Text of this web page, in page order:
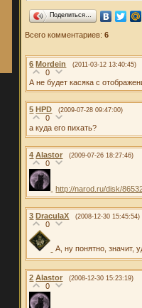
Поделиться…
Всего комментариев:6
6 Mordein (2011-03-12 13:40:45)
0
А не будет касяка с
5 HPD (2009-07-28 09:47:00)
0
а куда его пихать?
4 Alastor (2009-07-26 18:27:46)
0
http://narod.ru/disk/
3 DraculaX (2008-12-30 15:45:54)
0
А, ну понятно, значит,
2 Alastor (2008-12-30 15:23:19)
0